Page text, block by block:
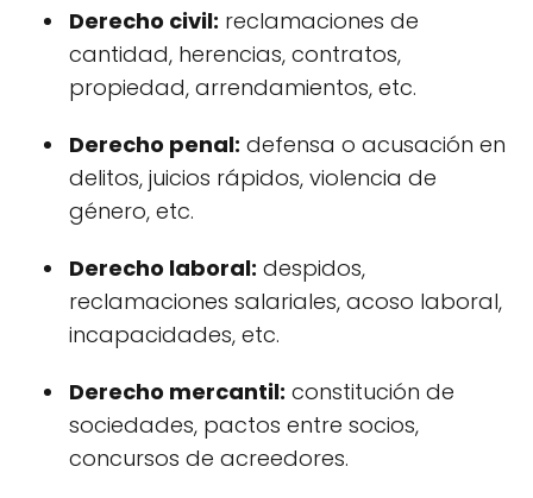
Derecho civil: reclamaciones de
cantidad, herencias, contratos,
propiedad, arrendamientos, etc.
Derecho penal: defensa o acusación en
delitos, juicios rápidos, violencia de
género, etc.
Derecho laboral: despidos,
reclamaciones salariales, acoso laboral,
incapacidades, etc.
Derecho mercantil: constitución de
sociedades, pactos entre socios,
concursos de acreedores.